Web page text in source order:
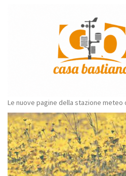
Le nuove pagine della stazione meteo